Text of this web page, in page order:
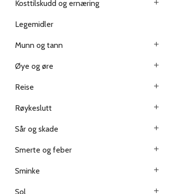
Kosttilskudd og ernæring
Legemidler
Munn og tann
Øye og øre
Reise
Røykeslutt
Sår og skade
Smerte og feber
Sminke
Sol